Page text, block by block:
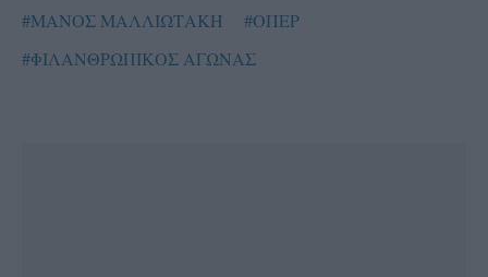
#ΜΑΝΟΣ ΜΑΛΛΙΩΤΑΚΗ
#ΟΠΕΡ
#ΦΙΛΑΝΘΡΩΠΙΚΟΣ ΑΓΩΝΑΣ